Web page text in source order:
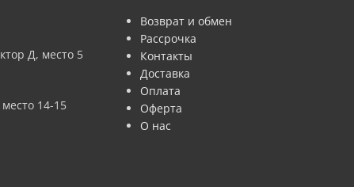
Д, место 5
14-15
Возврат и обмен
Рассрочка
Контакты
Доставка
Оплата
Оферта
О нас